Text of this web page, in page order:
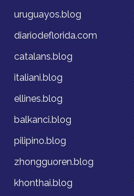
uruguayos.blog
diariodeflorida.com
catalans.blog
italiani.blog
ellines.blog
balkanci.blog
pilipino.blog
zhongguoren.blog
khonthai.blog